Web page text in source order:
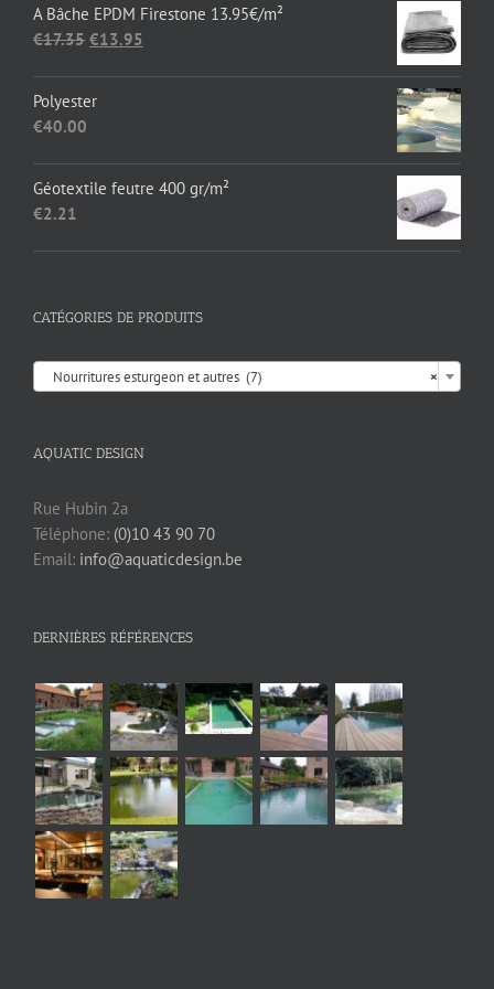
A Bâche EPDM Firestone 13.95€/m²
€17.35 Le
était :
€13.95
Polyester
€40.00
Géotextile feutre 400 gr/m²
€2.21
CATÉGORIES DE PRODUITS
×
Nourritures esturgeon et autres (7)
AQUATIC DESIGN
Rue Hubin 2a
Téléphone: (0)10 43 90 70
Email: info@aquaticdesign.be
DERNIÈRES RÉFÉRENCES